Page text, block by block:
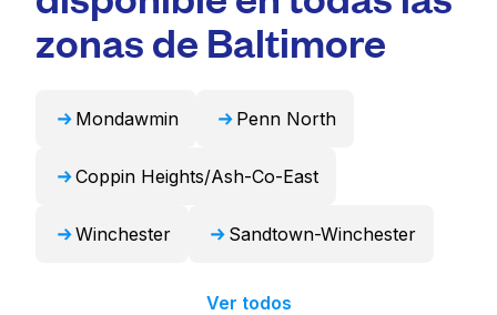
puede encargarse de estos artículos de forma
profesional y devolverlos listos para usar en
zonas de Baltimore
Mondawmin Penn North
Coppin Heights/Ash-Co-East
Winchester Sandtown-Winchester
Ver todos